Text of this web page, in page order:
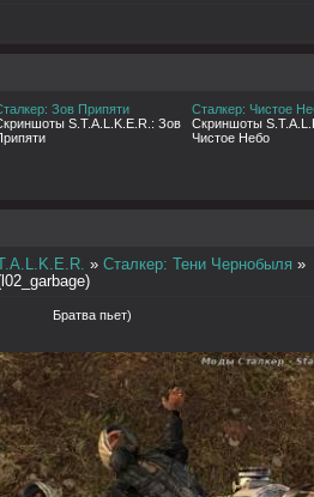
Зов Припяти
S.T.A.L.K.E.R.: Зов
Сталкер: Чистое
Скриншоты
Чистое Небо
» Сталкер: Тени Чернобыля »
Братва пьет)